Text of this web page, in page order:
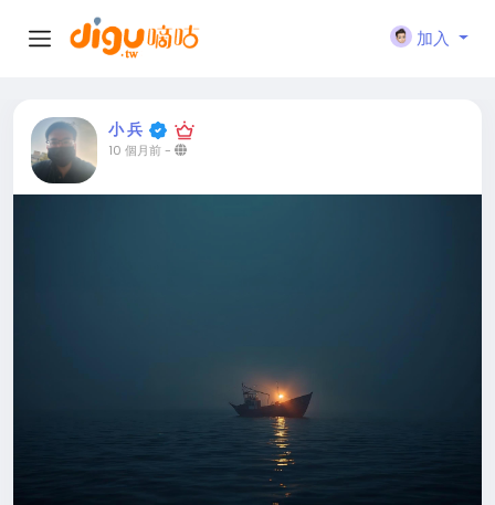
加入
小 兵
10 個月前-